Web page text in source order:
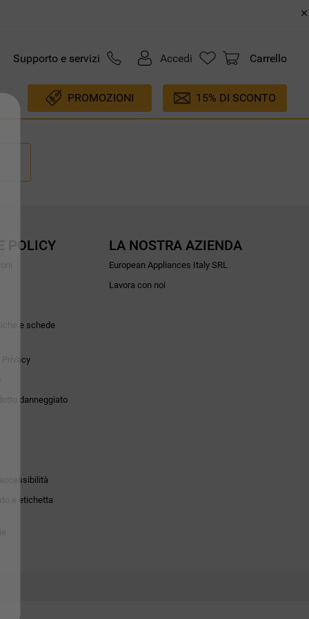
Supporto e servizi Accedi Carrello
PROMOZIONI 15% DI SCONTO
POLICY
e schede
Privacy
danneggiato
e etichetta
LA NOSTRA AZIENDA
European Appliances Italy SRL
Lavora con noi